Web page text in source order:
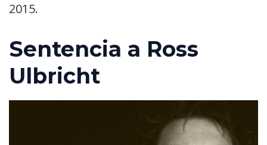
2015.
Sentencia a Ross
Ulbricht